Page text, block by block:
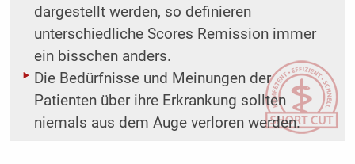
dargestellt werden, so definieren
unterschiedliche Scores Remission immer
ein bisschen anders.
Die Bedürfnisse und Meinungen der
Patienten über ihre Erkrankung sollten
niemals aus dem Auge verloren werden.